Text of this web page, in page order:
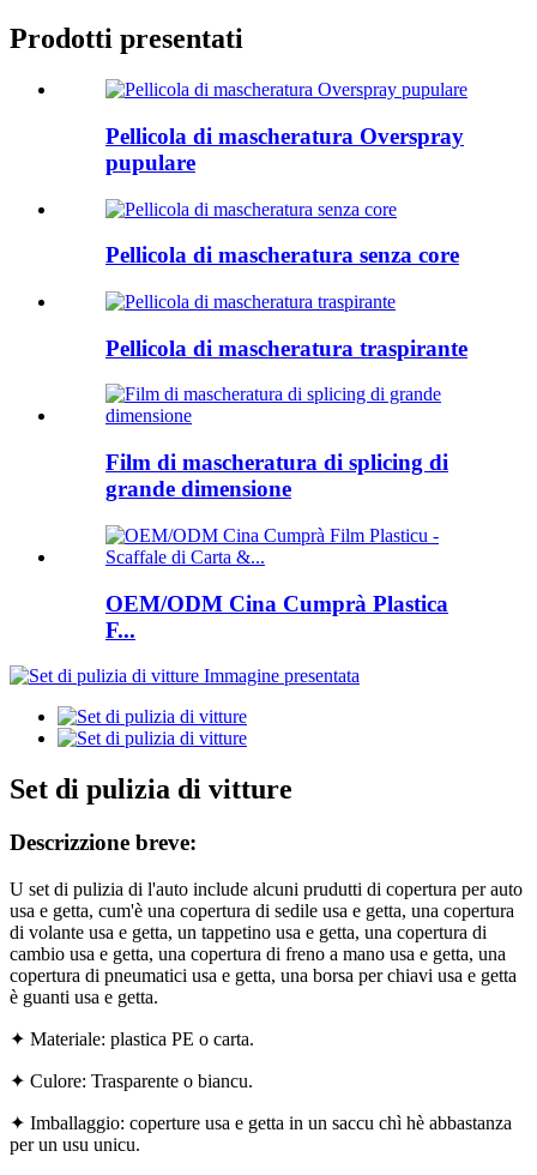
Prodotti presentati
Pellicola di mascheratura Overspray
pupulare
Pellicola di mascheratura senza core
Pellicola di mascheratura traspirante
Film di mascheratura di splicing di
grande dimensione
OEM/ODM Cina Cumprà Plastica
F...
Set di pulizia di vitture
Descrizzione breve:
U set di pulizia di l'auto include alcuni prudutti di copertura per auto
usa e getta, cum'è una copertura di sedile usa e getta, una copertura
di volante usa e getta, un tappetino usa e getta, una copertura di
cambio usa e getta, una copertura di freno a mano usa e getta, una
copertura di pneumatici usa e getta, una borsa per chiavi usa e getta
è guanti usa e getta.
✦ Materiale: plastica PE o carta.
✦ Culore: Trasparente o biancu.
✦ Imballaggio: coperture usa e getta in un saccu chì hè abbastanza
per un usu unicu.